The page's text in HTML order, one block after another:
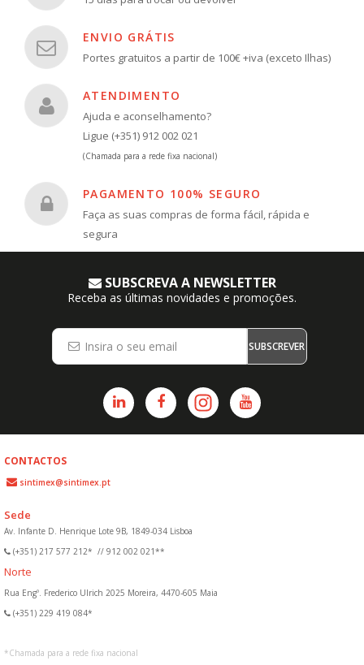
ENVIO GRÁTIS
Portes gratuitos a partir de 100€ +iva (exceto Ilhas)
ATENDIMENTO
Ajuda e aconselhamento?
Ligue (+351) 912 002 021
(Chamada para a rede fixa nacional)
PAGAMENTO 100% SEGURO
Faça as suas compras de forma fácil, rápida e
segura
SUBSCREVA A NEWSLETTER
Receba as últimas novidades e promoções.
SUBSCREVER
CONTACTOS
sintimex@sintimex.pt
Sede
Av. Infante D. Henrique Lote 9B, 1849-034 Lisboa
(+351) 217 577 212* // 912 002 021**
Norte
Rua Engº. Frederico Ulrich 2025 Moreira, 4470-605 Maia
(+351) 229 419 084*
*Chamada para a rede fixa nacional